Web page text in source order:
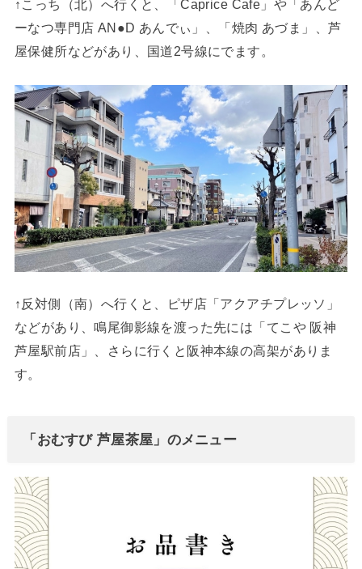
↑こっち（北）へ行くと、「Caprice Cafe」や「あんど
ーなつ専門店 AN●D あんでぃ」、「焼肉 あづま」、芦
屋保健所などがあり、国道2号線にでます。
↑反対側（南）へ行くと、ピザ店「アクアチプレッソ」
などがあり、鳴尾御影線を渡った先には「てこや 阪神
芦屋駅前店」、さらに行くと阪神本線の高架がありま
す。
「おむすび 芦屋茶屋」のメニュー